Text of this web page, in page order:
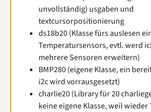
unvollständig) usgaben und
textcursorpositionierung
ds18b20 (Klasse fürs auslesen
Temperatursensors, evtl. werd
mehrere Sensoren erweitern)
BMP280 (eigene Klasse, ein
i2c wird vorrausgesetzt)
charlie20 (Library für 20
keine eigene Klasse, weil